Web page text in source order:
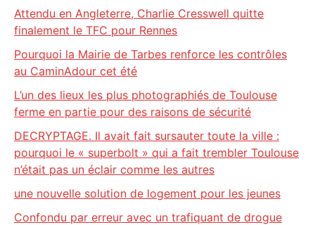
Attendu en Angleterre, Charlie Cresswell quitte
finalement le TFC pour Rennes
Pourquoi la Mairie de Tarbes renforce les contrôles
au CaminAdour cet été
L’un des lieux les plus photographiés de Toulouse
ferme en partie pour des raisons de sécurité
DECRYPTAGE. Il avait fait sursauter toute la ville :
pourquoi le « superbolt » qui a fait trembler Toulouse
n’était pas un éclair comme les autres
une nouvelle solution de logement pour les jeunes
Confondu par erreur avec un trafiquant de drogue